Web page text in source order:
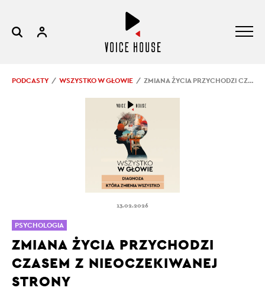
PODCASTY WSZYSTKO W GŁOWIE ZMIANA ŻYCIA PRZYCHODZI CZASEM Z NIEOCZEKIWANEJ STRONY
13.02.2026
ZMIANA ŻYCIA PRZYCHODZI
CZASEM Z NIEOCZEKIWANEJ
STRONY
PSYCHOLOGIA